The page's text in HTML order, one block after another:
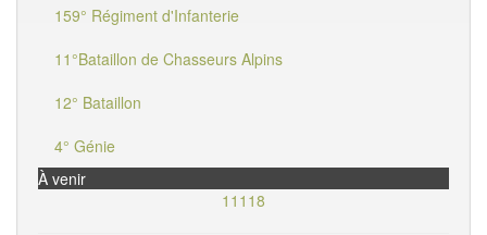
159° Régiment d'Infanterie
11°Bataillon de Chasseurs Alpins
12° Bataillon
4° Génie
À venir
11118